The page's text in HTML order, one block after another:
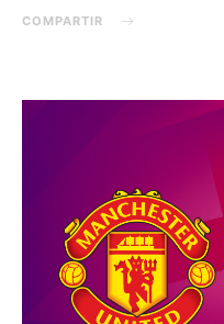
COMPARTIR